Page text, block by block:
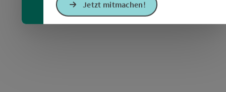
Jetzt mitmachen!